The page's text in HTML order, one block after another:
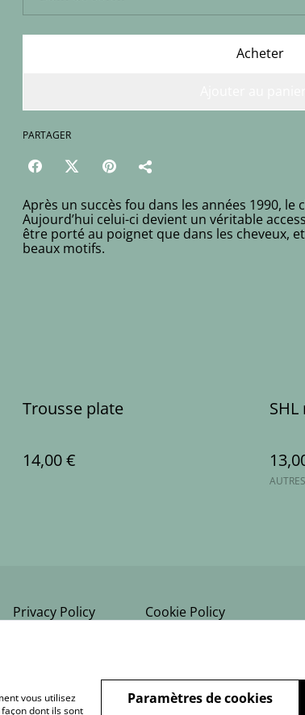
Acheter
PARTAGER
Après un succès fou dans les années 1990,
Aujourd’hui celui-ci devient un véritable
être porté au poignet que dans les cheveux,
beaux motifs.
Trousse plate
14,00 €
Privacy Policy Cookie Policy
vous utilisez
dont ils sont
Paramètres de cookies